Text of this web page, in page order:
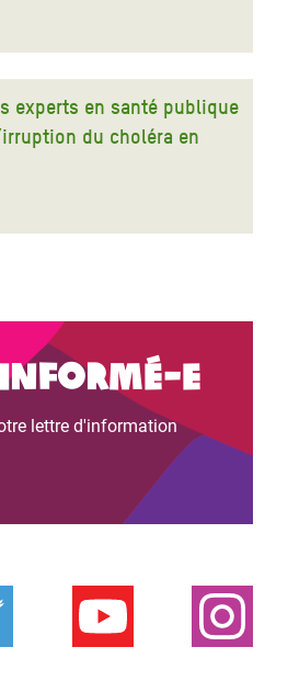
experts en santé publique
du choléra en
e
lettre d'information